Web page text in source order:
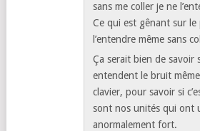
sans me coller je ne
Ce qui est gênant sur le
l’entendre même sans
Ça serait bien de savoir
entendent le bruit
clavier, pour savoir si
sont nos unités qui ont
anormalement fort.